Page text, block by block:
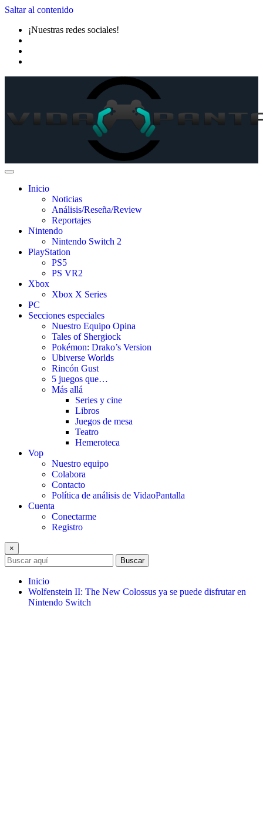
Saltar al contenido
¡Nuestras redes sociales!
Inicio
Noticias
Análisis/Reseña/Review
Reportajes
Nintendo
Nintendo Switch 2
PlayStation
PS5
PS VR2
Xbox
Xbox X Series
PC
Secciones especiales
Nuestro Equipo Opina
Tales of Shergiock
Pokémon: Drako’s Version
Ubiverse Worlds
Rincón Gust
5 juegos que…
Más allá
Series y cine
Libros
Juegos de mesa
Teatro
Hemeroteca
Vop
Nuestro equipo
Colabora
Contacto
Política de análisis de VidaoPantalla
Cuenta
Conectarme
Registro
×
Buscar
Inicio
Wolfenstein II: The New Colossus ya se puede disfrutar en
Nintendo Switch